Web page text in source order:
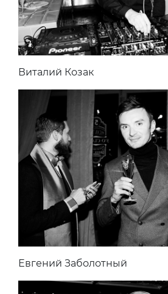
Виталий Козак
Евгений Заболотный